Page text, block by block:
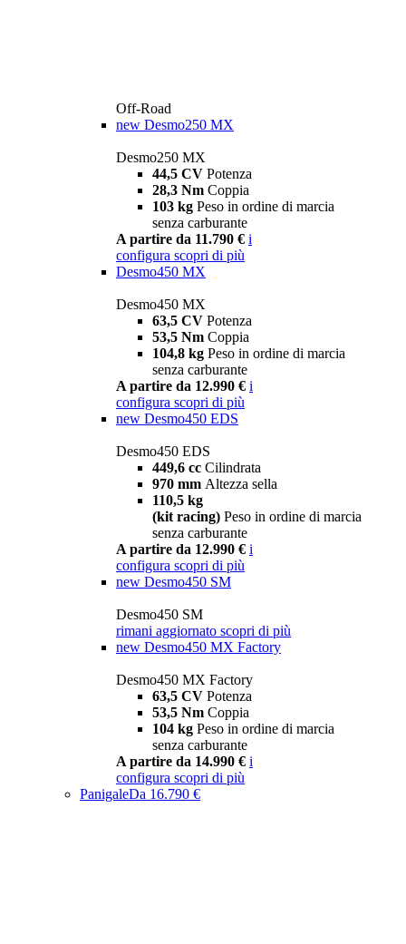
Off-Road
new Desmo250 MX
Desmo250 MX
44,5 CV Potenza
28,3 Nm Coppia
103 kg Peso in ordine di marcia
senza carburante
A partire da 11.790 € i
configura scopri di più
Desmo450 MX
Desmo450 MX
63,5 CV Potenza
53,5 Nm Coppia
104,8 kg Peso in ordine di marcia
senza carburante
A partire da 12.990 € i
configura scopri di più
new Desmo450 EDS
Desmo450 EDS
449,6 cc Cilindrata
970 mm Altezza sella
110,5 kg
(kit racing) Peso in ordine di marcia
senza carburante
A partire da 12.990 € i
configura scopri di più
new Desmo450 SM
Desmo450 SM
rimani aggiornato scopri di più
new Desmo450 MX Factory
Desmo450 MX Factory
63,5 CV Potenza
53,5 Nm Coppia
104 kg Peso in ordine di marcia
senza carburante
A partire da 14.990 € i
configura scopri di più
PanigaleDa 16.790 €